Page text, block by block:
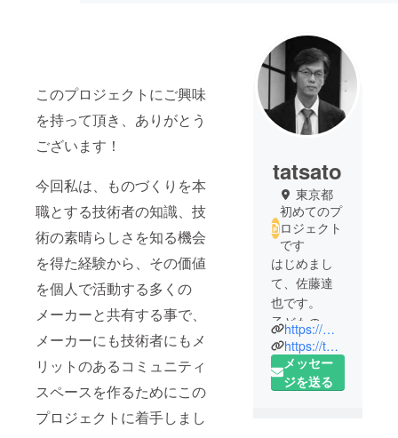
このプロジェクトにご興味
を持って頂き、ありがとう
ございます！
今回私は、ものづくりを本
職とする技術者の知識、技
術の素晴らしさを知る機会
を得た経験から、その価値
を個人で活動する多くの
メーカーと共有する事で、
メーカーにも技術者にもメ
リットのあるコミュニティ
スペースを作るためにこの
プロジェクトに着手しまし
tatsato
東京都
初めてのプ
ロジェクト
です
はじめまし
て、佐藤達
也です。
子どもの頃
から工作が
好きでし
た。プラモ
https://minne.com/ykobo
https://tetote-market.jp/creator/yasukichibekkan/
メッセー
ジを送る